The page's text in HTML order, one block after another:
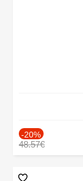
-20%
48.57€